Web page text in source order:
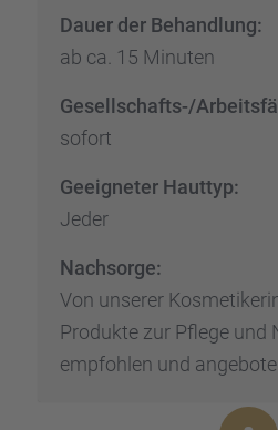
Dauer der Behand­lung:
ab ca. 15 Minuten
Gesell­schafts-/
sofort
Geeig­ne­ter Hauttyp:
Jeder
Nachsorge:
Von unserer
Produkte zur Pflege und
empfoh­len und